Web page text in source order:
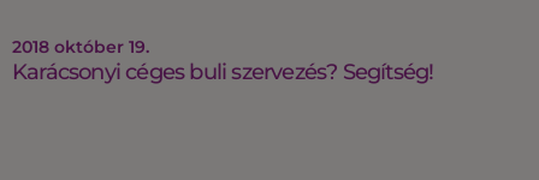
2018 október 19.
Karácsonyi céges buli szervezés? Segítség!